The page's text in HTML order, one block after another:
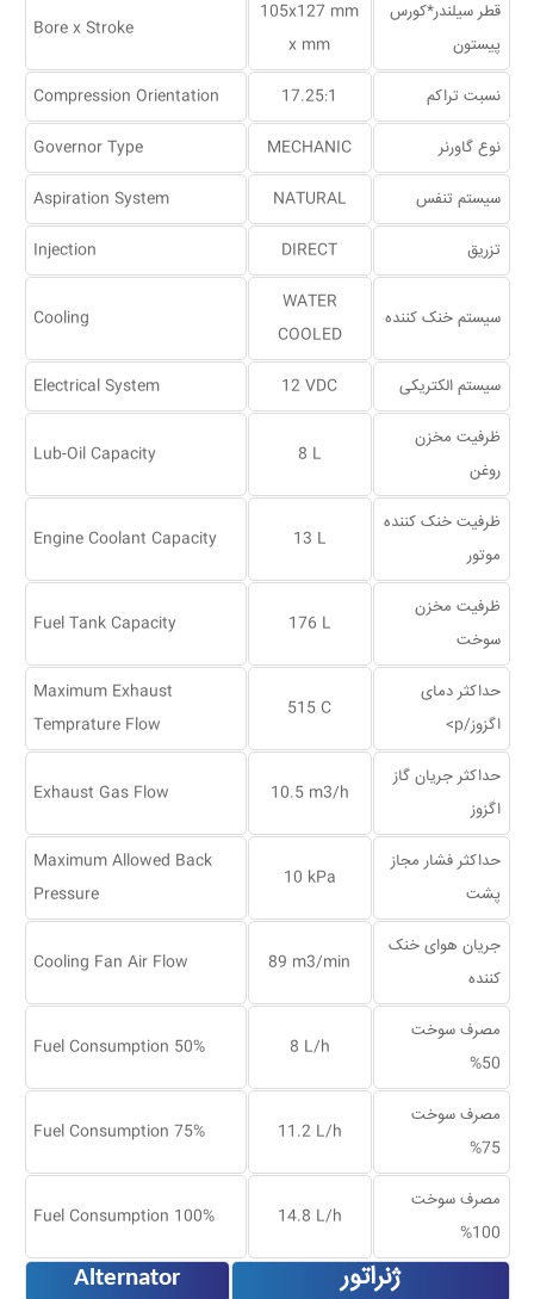
قطر سیلندر*کورس
پیستون
105x127 mm
x mm
Bore x Stroke
نسبت تراکم 17.25:1
Compression Orientation
نوع گاورنر MECHANIC
Governor Type
سیستم تنفس NATURAL
Aspiration System
تزریق DIRECT
Injection
سیستم خنک کننده
WATER
COOLED
Cooling
سیستم الکتریکی 12 VDC
Electrical System
ظرفیت مخزن
روغن
8 L
Lub-Oil Capacity
ظرفیت خنک کننده
موتور
13 L
Engine Coolant Capacity
ظرفیت مخزن
سوخت
176 L
Fuel Tank Capacity
حداکثر دمای
اگزوز/p>
515 C
Maximum Exhaust
Temprature Flow
حداکثر جریان گاز
اگزوز
10.5 m3/h
Exhaust Gas Flow
حداکثر فشار مجاز
پشت
10 kPa
Maximum Allowed Back
Pressure
جریان هوای خنک
کننده
89 m3/min
Cooling Fan Air Flow
مصرف سوخت
50%
8 L/h
Fuel Consumption 50%
مصرف سوخت
75%
11.2 L/h
Fuel Consumption 75%
مصرف سوخت
100%
14.8 L/h
Fuel Consumption 100%
ژنراتور Alternator